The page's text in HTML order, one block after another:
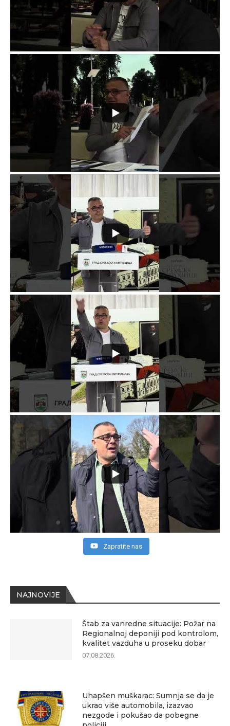
NAJNOVIJE
Štab za vanredne situacije: Požar na
Regionalnoj deponiji pod kontrolom,
kvalitet vazduha u proseku dobar
07.08.2026.
Uhapšen muškarac: Sumnja se da je
ukrao više automobila, izazvao
nezgode i pokušao da pobegne
Zapratite nas